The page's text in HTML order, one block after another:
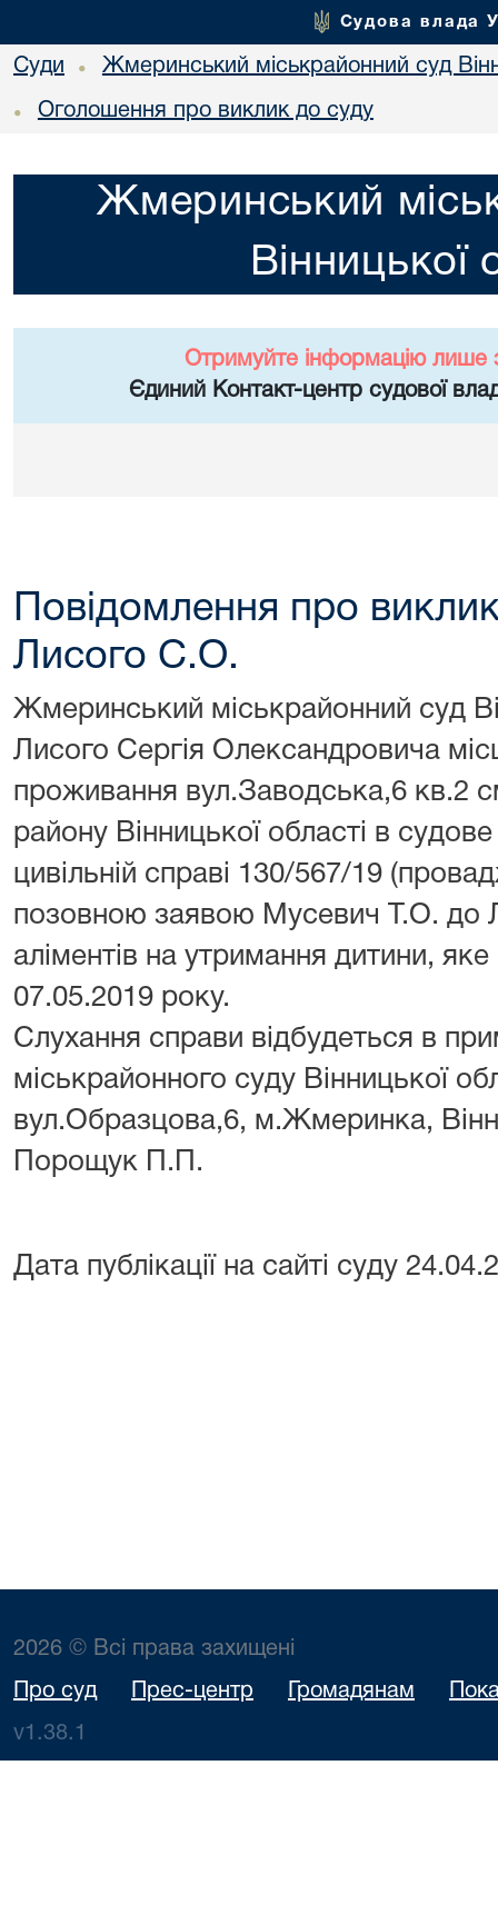
Судова влада
Суди • Жмеринський міськрайонний суд
• Оголошення про виклик до суду
Жмеринський
Вінницької
Отримуйте інформацію лише
Єдиний Контакт-центр судової
Повідомлення про
Лисого С.О.
Жмеринський міськрайонний суд
Лисого Сергія Олександровича
проживання вул.Заводська,6 кв.2
району Вінницької області в
цивільній справі 130/567/19
позовною заявою Мусевич Т.О. до
аліментів на утримання дитини,
07.05.2019 року.
Слухання справи відбудеться в
міськрайонного суду Вінницької
вул.Образцова,6, м.Жмеринка,
Порощук П.П.
Дата публікації на сайті суду
2026 © Всі права захищені
Про суд Прес-центр Громадянам
v1.38.1